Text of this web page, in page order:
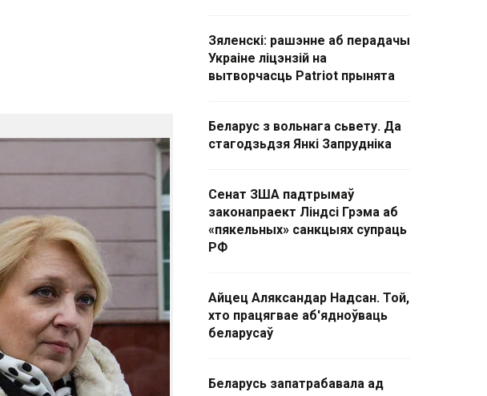
Зяленскі: рашэнне аб перадачы
Украіне ліцэнзій на
вытворчасць Patriot прынята
Беларус з вольнага сьвету. Да
стагодзьдзя Янкі Запрудніка
Сенат ЗША падтрымаў
законапраект Ліндсі Грэма аб
«пякельных» санкцыях супраць
РФ
Айцец Аляксандар Надсан. Той,
хто працягвае аб'ядноўваць
беларусаў
Беларусь запатрабавала ад